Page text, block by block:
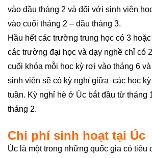
vào đầu tháng 2 và đối với sinh viên
vào cuối tháng 2 – đầu tháng 3.
Hầu hết các trường trung học có 3
các trường đại học và dạy nghề chỉ có
cuối khóa mỗi học kỳ rơi vào tháng 6
sinh viên sẽ có kỳ nghỉ giữa các học
tuần. Kỳ nghỉ hè ở Úc bắt đầu từ tháng
tháng 2.
Chi phí sinh hoạt tại Úc
Úc là một trong những quốc gia có tiêu